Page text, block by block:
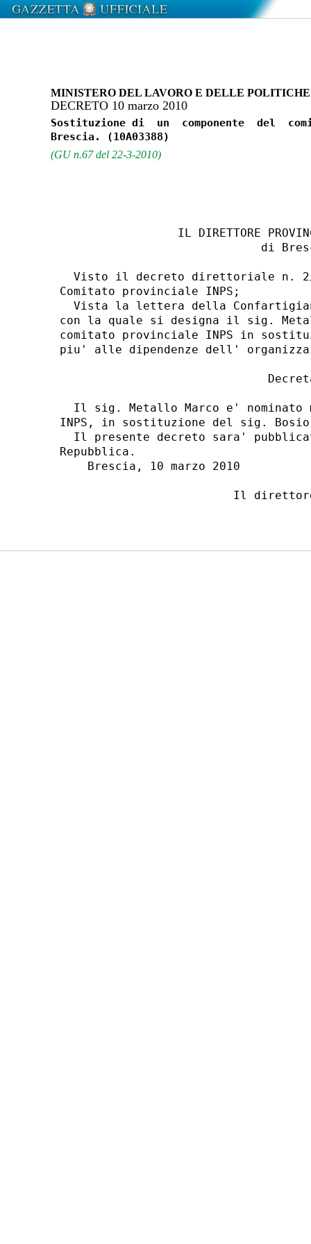
MINISTERO DEL LAVORO E DELLE
DECRETO 10 marzo 2010
Sostituzione di  un  componente  del
(GU n.67 del 22-3-2010)
IL DIRETTORE
di
Visto il decreto direttoriale n.
Comitato provinciale INPS;
Vista la lettera della
con la quale si designa il sig.
comitato provinciale INPS in
piu' alle dipendenze dell'
Il sig. Metallo Marco e' nominato
INPS, in sostituzione del sig.
Il presente decreto sara'
Repubblica.
    Brescia, 10 marzo 2010
Il